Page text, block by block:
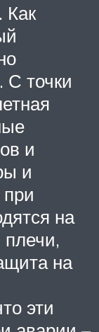
Как
С точки
и
и
на
на
эти